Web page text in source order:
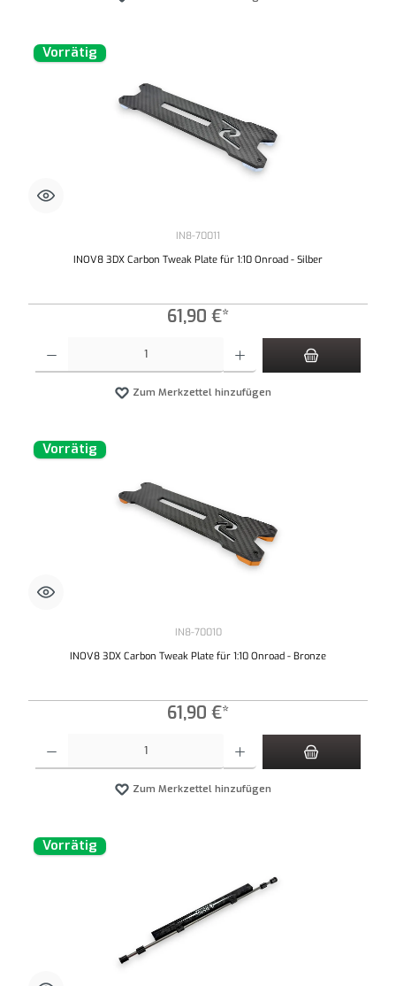
Vorrätig
IN8-70011
INOV8 3DX Carbon Tweak Plate für 1:10 Onroad - Silber
61,90 €*
Zum Merkzettel hinzufügen
Vorrätig
IN8-70010
INOV8 3DX Carbon Tweak Plate für 1:10 Onroad - Bronze
61,90 €*
Zum Merkzettel hinzufügen
Vorrätig